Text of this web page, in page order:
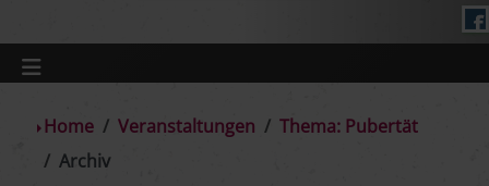
Home Veranstaltungen
Thema: Pubertät
Archiv